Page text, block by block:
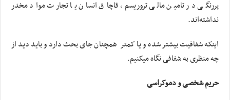
پررنگی در تامین مالی تروریسم، قاچاق انسان یا تجارت مواد مخدر
نداشته‌‌اند.
اینکه شفافیت بیشتر شده و یا کمتر همچنان جای بحث دارد و باید دید از
چه منظری به شفافی نگاه میکنیم.
حریم شخصی و دموکراسی